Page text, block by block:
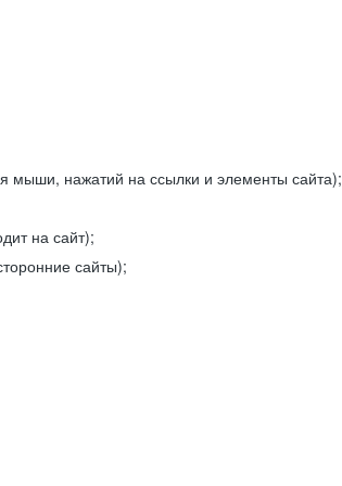
мыши, нажатий на ссылки и элементы сайта);
на сайт);
сайты);